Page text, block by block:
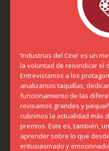
‘Industrias del Cine’ es un
la voluntad de reivindicar el
Entrevistamos a los
analizamos taquillas,
funcionamiento de las
revisamos grandes y
cubrimos la actualidad más
premios. Este es, también,
aprender sobre lo que
entusiasmado y